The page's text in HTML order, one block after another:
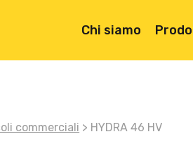
Chi siamo
commerciali > HYDRA 46 HV